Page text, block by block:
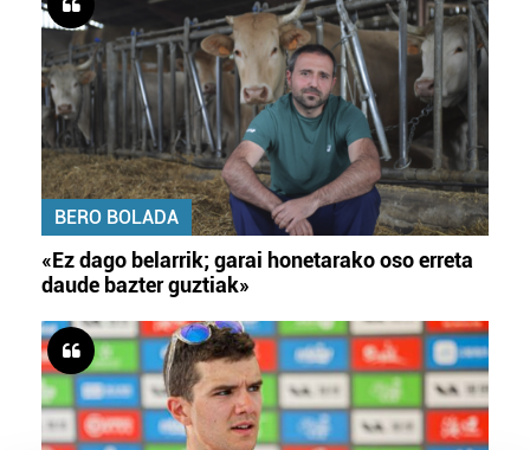
BERO BOLADA
«Ez dago belarrik; garai honetarako oso erreta
daude bazter guztiak»